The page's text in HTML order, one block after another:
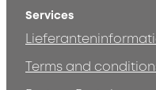
Services
Terms and